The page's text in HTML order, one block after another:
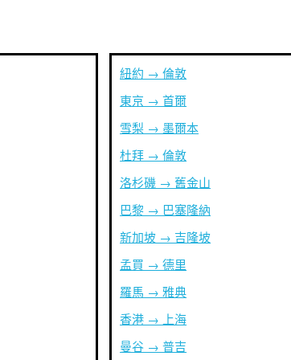
紐約 → 倫敦
東京 → 首爾
雪梨 → 墨爾本
杜拜 → 倫敦
洛杉磯 → 舊金山
巴黎 → 巴塞隆納
新加坡 → 吉隆坡
孟買 → 德里
羅馬 → 雅典
香港 → 上海
曼谷 → 普吉